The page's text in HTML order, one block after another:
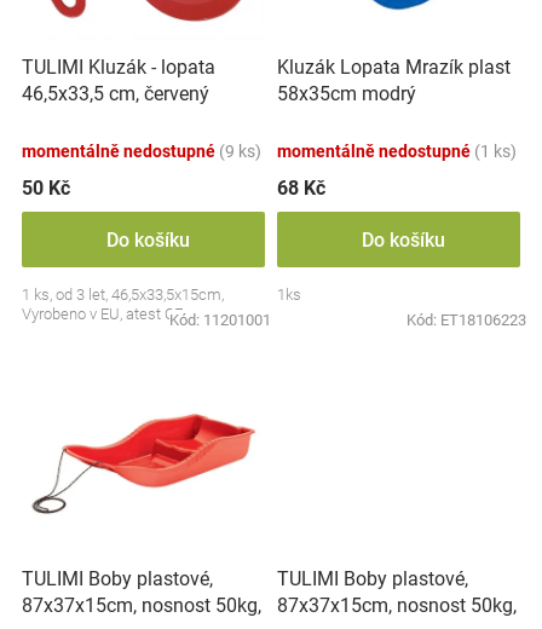
Značky
Blog
Hračkářství
Přihlášení
ů
o
d
u
t
ů
TULIMI Kluzák - lopata
46,5x33,5 cm, červený
momentálně nedostupné (9 ks)
50 Kč
Do košíku
1 ks, od 3 let, 46,5x33,5x15cm,
Vyrobeno v EU, atest CEKód: 11201001
Kluzák Lopata Mrazík plast
58x35cm modrý
momentálně nedostupné (1 ks)
68 Kč
Do košíku
1ks
Kód: ET18106223
TULIMI Boby plastové,
87x37x15cm, nosnost 50kg,
TULIMI Boby plastové,
87x37x15cm, nosnost 50kg,